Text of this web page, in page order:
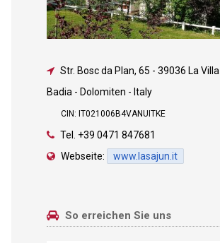
Str. Bosc da Plan, 65 - 39036 La
Badia - Dolomiten - Italy
CIN: IT021006B4VANUITKE
Tel. +39 0471 847681
Webseite:
www.lasajun.it
So erreichen Sie uns